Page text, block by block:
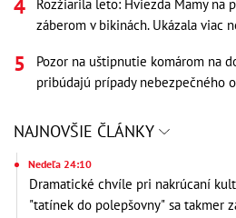
Rozžiarila leto: Hviezda Mamy na
záberom v bikinách. Ukázala viac
Pozor na uštipnutie komárom na
pribúdajú prípady nebezpečného
NAJNOVŠIE ČLÁNKY
Nedeľa 24:10
Dramatické chvíle pri nakrúcaní
"tatínek do polepšovny" sa takmer